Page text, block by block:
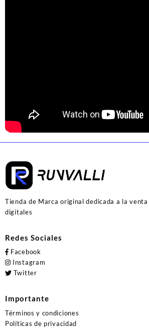
Tienda de Marca original dedicada a la
digitales
Redes Sociales
Facebook
Instagram
Twitter
Importante
Términos y condiciones
Políticas de privacidad